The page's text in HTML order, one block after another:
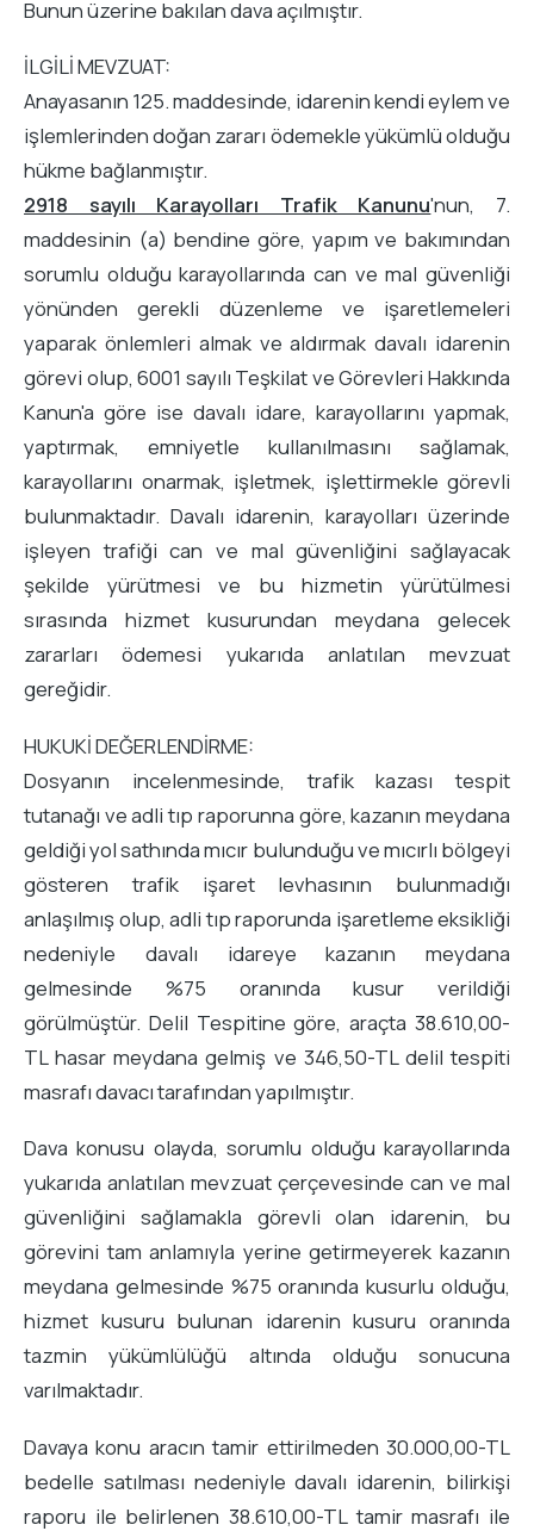
Bunun üzerine bakılan dava açılmıştır.
İLGİLİ MEVZUAT:
Anayasanın 125. maddesinde, idarenin kendi eylem ve
işlemlerinden doğan zararı ödemekle yükümlü olduğu
hükme bağlanmıştır.
2918 sayılı Karayolları Trafik Kanunu'nun, 7.
maddesinin (a) bendine göre, yapım ve bakımından
sorumlu olduğu karayollarında can ve mal güvenliği
yönünden gerekli düzenleme ve işaretlemeleri
yaparak önlemleri almak ve aldırmak davalı idarenin
görevi olup, 6001 sayılı Teşkilat ve Görevleri Hakkında
Kanun'a göre ise davalı idare, karayollarını yapmak,
yaptırmak, emniyetle kullanılmasını sağlamak,
karayollarını onarmak, işletmek, işlettirmekle görevli
bulunmaktadır. Davalı idarenin, karayolları üzerinde
işleyen trafiği can ve mal güvenliğini sağlayacak
şekilde yürütmesi ve bu hizmetin yürütülmesi
sırasında hizmet kusurundan meydana gelecek
zararları ödemesi yukarıda anlatılan mevzuat
gereğidir.
HUKUKİ DEĞERLENDİRME:
Dosyanın incelenmesinde, trafik kazası tespit
tutanağı ve adli tıp raporunna göre, kazanın meydana
geldiği yol sathında mıcır bulunduğu ve mıcırlı bölgeyi
gösteren trafik işaret levhasının bulunmadığı
anlaşılmış olup, adli tıp raporunda işaretleme eksikliği
nedeniyle davalı idareye kazanın meydana
gelmesinde %75 oranında kusur verildiği
görülmüştür. Delil Tespitine göre, araçta 38.610,00-
TL hasar meydana gelmiş ve 346,50-TL delil tespiti
masrafı davacı tarafından yapılmıştır.
Dava konusu olayda, sorumlu olduğu karayollarında
yukarıda anlatılan mevzuat çerçevesinde can ve mal
güvenliğini sağlamakla görevli olan idarenin, bu
görevini tam anlamıyla yerine getirmeyerek kazanın
meydana gelmesinde %75 oranında kusurlu olduğu,
hizmet kusuru bulunan idarenin kusuru oranında
tazmin yükümlülüğü altında olduğu sonucuna
varılmaktadır.
Davaya konu aracın tamir ettirilmeden 30.000,00-TL
bedelle satılması nedeniyle davalı idarenin, bilirkişi
raporu ile belirlenen 38.610,00-TL tamir masrafı ile